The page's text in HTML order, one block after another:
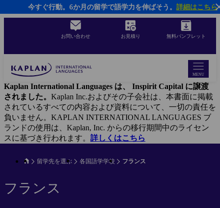
to
お問い合わせ お見積り 無料パンフレット
MENU
Kaplan International Languages は、 Inspirit Capital に譲渡
されました。 Kaplan Inc.およびその子会社は、本書面に掲載
されているすべての内容および資料について、一切の責任を
負いません。KAPLAN INTERNATIONAL LANGUAGES ブ
ランドの使用は、Kaplan, Inc. からの移行期間中のライセン
スに基づき行われます。 詳しくはこちら
今すぐ行動。6か月の留学で語学力を伸ばそう。 詳細はこちら
留学先を選ぶ 各国語学学校 フランス
フランス